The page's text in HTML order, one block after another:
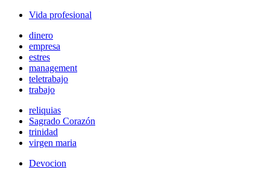
Vida profesional
dinero
empresa
estres
management
teletrabajo
trabajo
reliquias
Sagrado Corazón
trinidad
virgen maria
Devocion